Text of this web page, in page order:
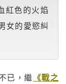
紅色的火焰
女的愛慾糾
已，繼 《戰之